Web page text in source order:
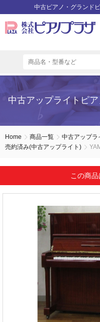
中古ピアノ・グランド
中古アップライトピ
Home 商品一覧
中古アップラ
売約済み(中古アップライト)
この商品